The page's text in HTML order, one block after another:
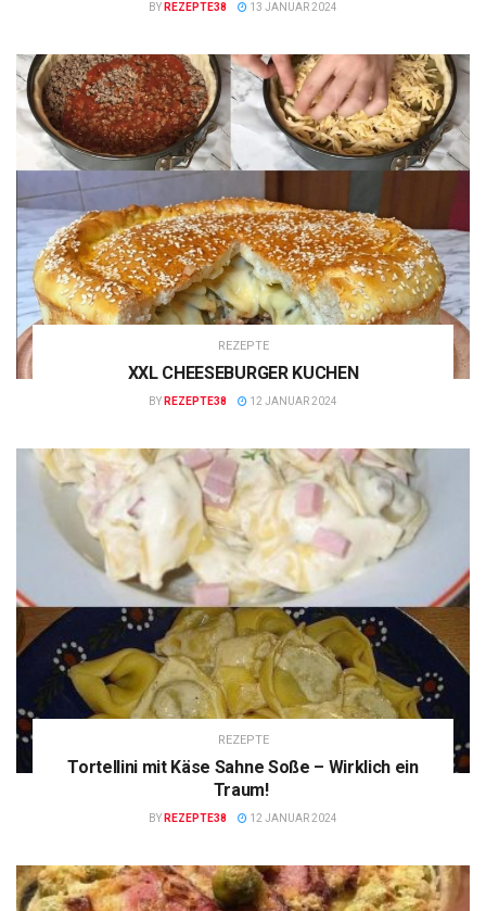
BY REZEPTE38 13 JANUAR 2024
REZEPTE
XXL CHEESEBURGER KUCHEN
BY REZEPTE38 12 JANUAR 2024
REZEPTE
Tortellini mit Käse Sahne Soße – Wirklich ein
Traum!
BY REZEPTE38 12 JANUAR 2024